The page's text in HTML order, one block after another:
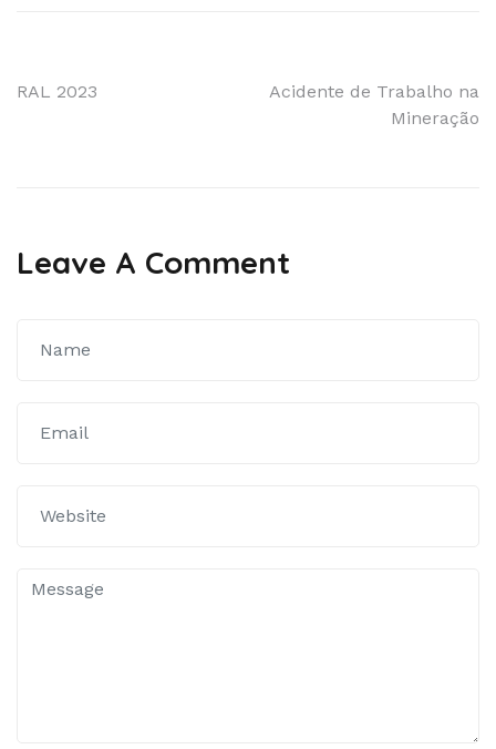
RAL 2023
Acidente de Trabalho na
Mineração
Leave A Comment